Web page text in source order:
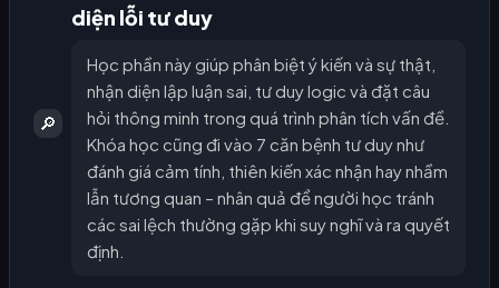
🔎
diện lỗi tư duy
Học phần này giúp phân biệt ý kiến và sự thật,
nhận diện lập luận sai, tư duy logic và đặt câu
hỏi thông minh trong quá trình phân tích vấn đề.
Khóa học cũng đi vào 7 căn bệnh tư duy như
đánh giá cảm tính, thiên kiến xác nhận hay nhầm
lẫn tương quan – nhân quả để người học tránh
các sai lệch thường gặp khi suy nghĩ và ra quyết
định.